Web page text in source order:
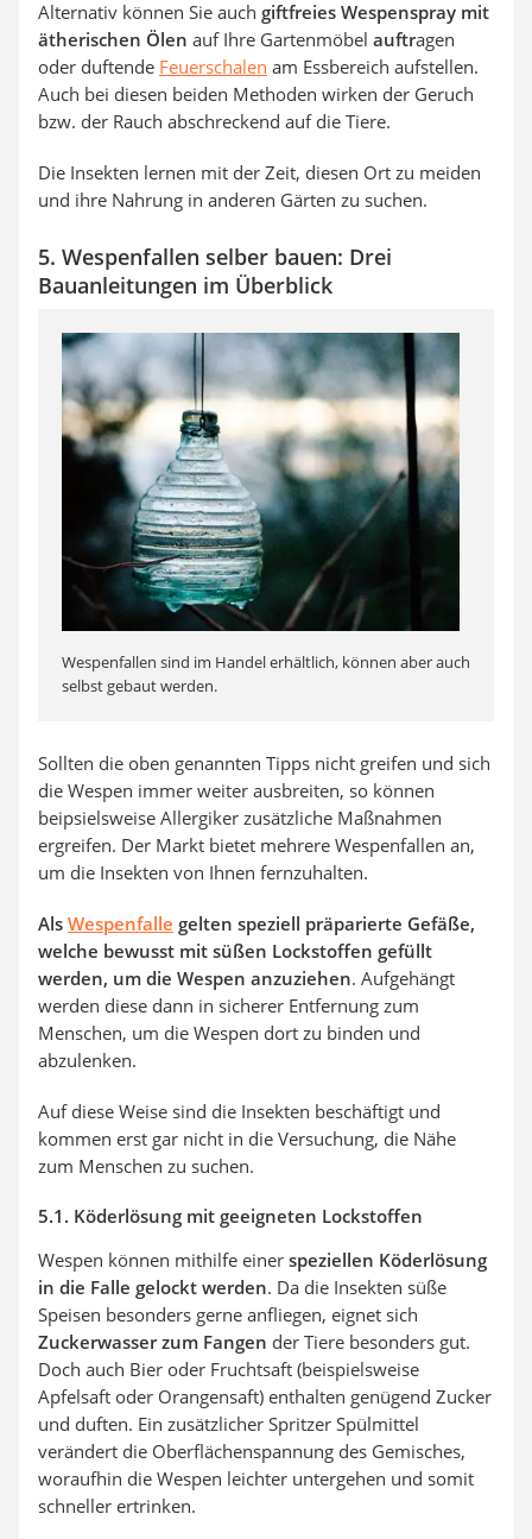
Alternativ können Sie auch giftfreies Wespenspray mit
ätherischen Ölen auf Ihre Gartenmöbel auftragen
oder duftende Feuerschalen am Essbereich aufstellen.
Auch bei diesen beiden Methoden wirken der Geruch
bzw. der Rauch abschreckend auf die Tiere.
Die Insekten lernen mit der Zeit, diesen Ort zu meiden
und ihre Nahrung in anderen Gärten zu suchen.
5. Wespenfallen selber bauen: Drei
Bauanleitungen im Überblick
Wespenfallen sind im Handel erhältlich, können aber auch
selbst gebaut werden.
Sollten die oben genannten Tipps nicht greifen und sich
die Wespen immer weiter ausbreiten, so können
beipsielsweise Allergiker zusätzliche Maßnahmen
ergreifen. Der Markt bietet mehrere Wespenfallen an,
um die Insekten von Ihnen fernzuhalten.
Als Wespenfalle gelten speziell präparierte Gefäße,
welche bewusst mit süßen Lockstoffen gefüllt
werden, um die Wespen anzuziehen. Aufgehängt
werden diese dann in sicherer Entfernung zum
Menschen, um die Wespen dort zu binden und
abzulenken.
Auf diese Weise sind die Insekten beschäftigt und
kommen erst gar nicht in die Versuchung, die Nähe
zum Menschen zu suchen.
5.1. Köderlösung mit geeigneten Lockstoffen
Wespen können mithilfe einer speziellen Köderlösung
in die Falle gelockt werden. Da die Insekten süße
Speisen besonders gerne anfliegen, eignet sich
Zuckerwasser zum Fangen der Tiere besonders gut.
Doch auch Bier oder Fruchtsaft (beispielsweise
Apfelsaft oder Orangensaft) enthalten genügend Zucker
und duften. Ein zusätzlicher Spritzer Spülmittel
verändert die Oberflächenspannung des Gemisches,
woraufhin die Wespen leichter untergehen und somit
schneller ertrinken.